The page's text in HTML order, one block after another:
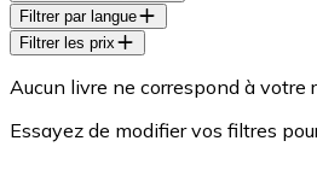
Filtrer par langue
Filtrer les prix
Aucun livre ne correspond à votre
Essayez de modifier vos filtres